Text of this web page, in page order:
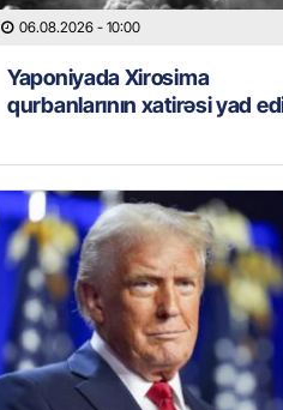
06.08.2026 - 10:00
Yaponiyada Xirosima
qurbanlarının xatirəsi yad